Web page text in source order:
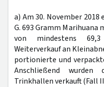
a) Am 30. November
G. 693 Gramm
von mindestens
Weiterverkauf an
portionierte und
Anschließend
Trinkhallen verkauft (Fall